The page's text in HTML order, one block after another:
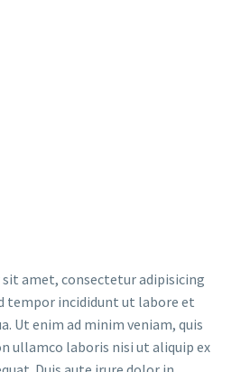
amet, consectetur adipisicing
tempor incididunt ut labore et
Ut enim ad minim veniam, quis
ullamco laboris nisi ut aliquip ex